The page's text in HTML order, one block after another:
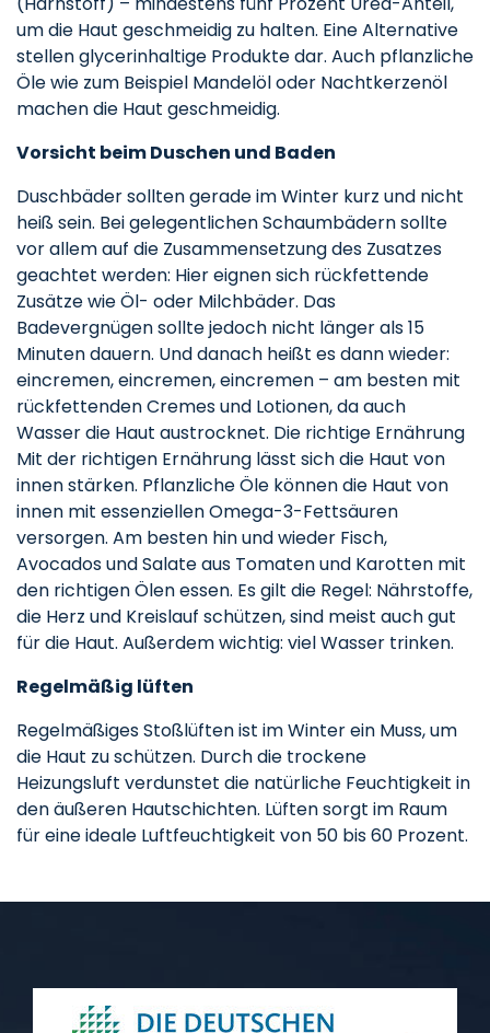
um die Haut geschmeidig zu halten. Eine Alternative
stellen glycerinhaltige Produkte dar. Auch pflanzliche
Öle wie zum Beispiel Mandelöl oder Nachtkerzenöl
machen die Haut geschmeidig.
Vorsicht beim Duschen und Baden
Duschbäder sollten gerade im Winter kurz und nicht
heiß sein. Bei gelegentlichen Schaumbädern sollte
vor allem auf die Zusammensetzung des Zusatzes
geachtet werden: Hier eignen sich rückfettende
Zusätze wie Öl- oder Milchbäder. Das
Badevergnügen sollte jedoch nicht länger als 15
Minuten dauern. Und danach heißt es dann wieder:
eincremen, eincremen, eincremen – am besten mit
rückfettenden Cremes und Lotionen, da auch
Wasser die Haut austrocknet. Die richtige Ernährung
Mit der richtigen Ernährung lässt sich die Haut von
innen stärken. Pflanzliche Öle können die Haut von
innen mit essenziellen Omega-3-Fettsäuren
versorgen. Am besten hin und wieder Fisch,
Avocados und Salate aus Tomaten und Karotten mit
den richtigen Ölen essen. Es gilt die Regel: Nährstoffe,
die Herz und Kreislauf schützen, sind meist auch gut
für die Haut. Außerdem wichtig: viel Wasser trinken.
Regelmäßig lüften
Regelmäßiges Stoßlüften ist im Winter ein Muss, um
die Haut zu schützen. Durch die trockene
Heizungsluft verdunstet die natürliche Feuchtigkeit in
den äußeren Hautschichten. Lüften sorgt im Raum
für eine ideale Luftfeuchtigkeit von 50 bis 60 Prozent.